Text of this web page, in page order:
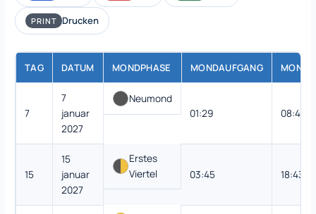
PRINT Drucken
TAG DATUM MONDPHASE MONDAUFGANG
7
7
januar
2027
Neumond
01:29
08:49
15
15
januar
2027
Erstes
Viertel
03:45 18:43